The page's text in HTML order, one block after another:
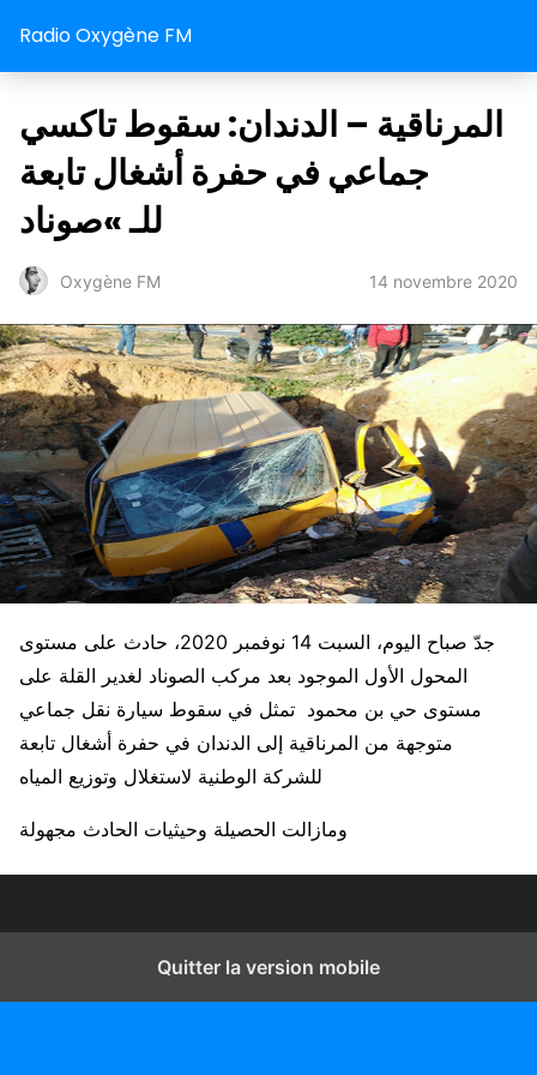
Radio Oxygène FM
المرناقية – الدندان: سقوط تاكسي
جماعي في حفرة أشغال تابعة
للـ »صوناد
Oxygène FM 14 novembre 2020
جدّ صباح اليوم، السبت 14 نوفمبر 2020، حادث على مستوى
المحول الأول الموجود بعد مركب الصوناد لغدير القلة على
مستوى حي بن محمود تمثل في سقوط سيارة نقل جماعي
متوجهة من المرناقية إلى الدندان في حفرة أشغال تابعة
للشركة الوطنية لاستغلال وتوزيع المياه
ومازالت الحصيلة وحيثيات الحادث مجهولة
Quitter la version mobile